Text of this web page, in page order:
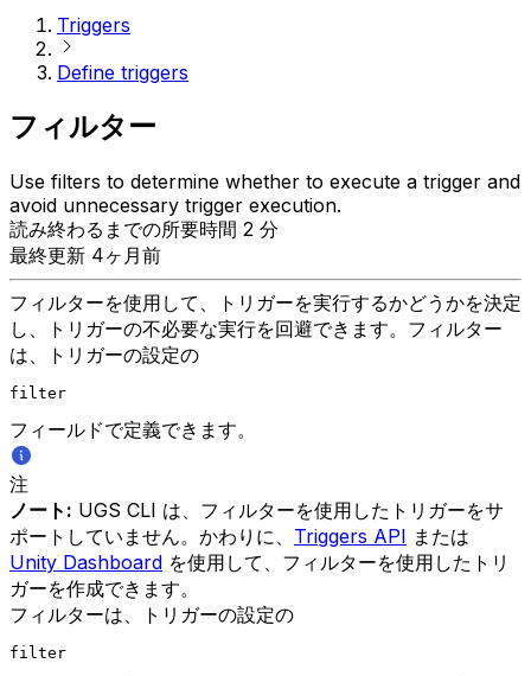
Triggers
Define triggers
フィルター
Use filters to determine whether to execute a trigger and
avoid unnecessary trigger execution.
読み終わるまでの所要時間 2 分
最終更新 4ヶ月前
フィルターを使用して、トリガーを実行するかどうかを決定
し、トリガーの不必要な実行を回避できます。フィルター
は、トリガーの設定の
filter
フィールドで定義できます。
注
ノート: UGS CLI は、フィルターを使用したトリガーをサ
ポートしていません。かわりに、 Triggers API または
Unity Dashboard を使用して、フィルターを使用したトリ
ガーを作成できます。
フィルターは、トリガーの設定の
filter